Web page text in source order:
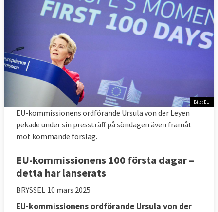
Bild: EU
EU-kommissionens ordförande Ursula von der Leyen
pekade under sin pressträff på söndagen även framåt
mot kommande förslag.
EU-kommissionens 100 första dagar –
detta har lanserats
BRYSSEL 10 mars 2025
EU-kommissionens ordförande Ursula von der